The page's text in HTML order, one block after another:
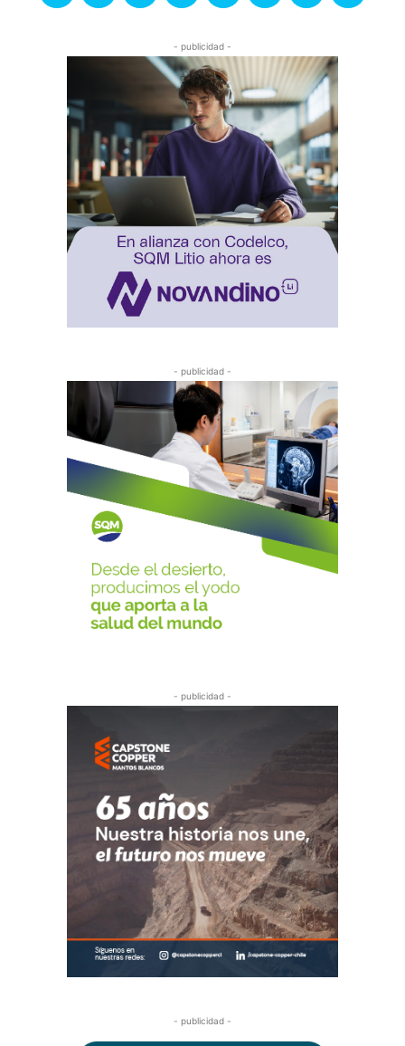
- publicidad -
- publicidad -
- publicidad -
- publicidad -